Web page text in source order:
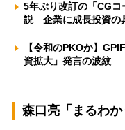
5年ぶり改訂の「CG
説 企業に成長投資の
【令和のPKOか】
資拡大」発言の波紋
森口亮「まるわか